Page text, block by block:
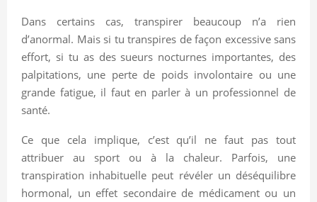
Dans certains cas, transpirer beaucoup n’a rien
d’anormal. Mais si tu transpires de façon excessive sans
effort, si tu as des sueurs nocturnes importantes, des
palpitations, une perte de poids involontaire ou une
grande fatigue, il faut en parler à un professionnel de
santé.
Ce que cela implique, c’est qu’il ne faut pas tout
attribuer au sport ou à la chaleur. Parfois, une
transpiration inhabituelle peut révéler un déséquilibre
hormonal, un effet secondaire de médicament ou un